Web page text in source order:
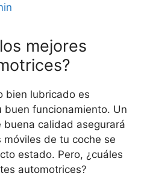
mejores
bien lubricado es
buen funcionamiento. Un
calidad asegurará
de tu coche se
estado. Pero, ¿cuáles
automotrices?